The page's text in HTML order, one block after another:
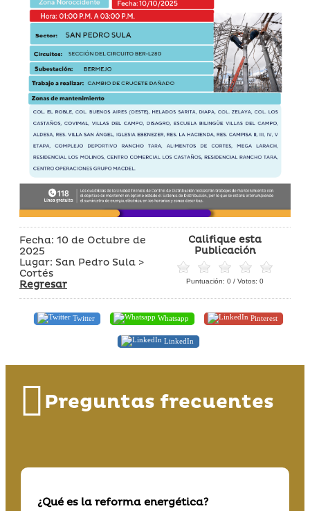
Fecha: 10 de Octubre de
2025
Lugar: San Pedro Sula >
Cortés
Regresar
Califique esta
Publicación
Puntuación: 0 / Votos: 0
Twitter Whatsapp Pinterest
LinkedIn
Preguntas frecuentes
¿Qué es la reforma energética?